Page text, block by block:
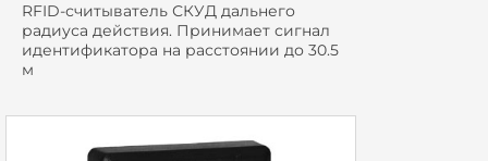
RFID-считыватель СКУД дальнего
радиуса действия. Принимает сигнал
идентификатора на расстоянии до 30.5
м